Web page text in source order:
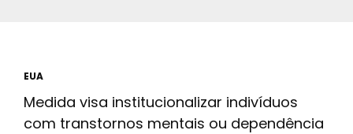
EUA
Medida visa institucionalizar indivíduos
com transtornos mentais ou dependência